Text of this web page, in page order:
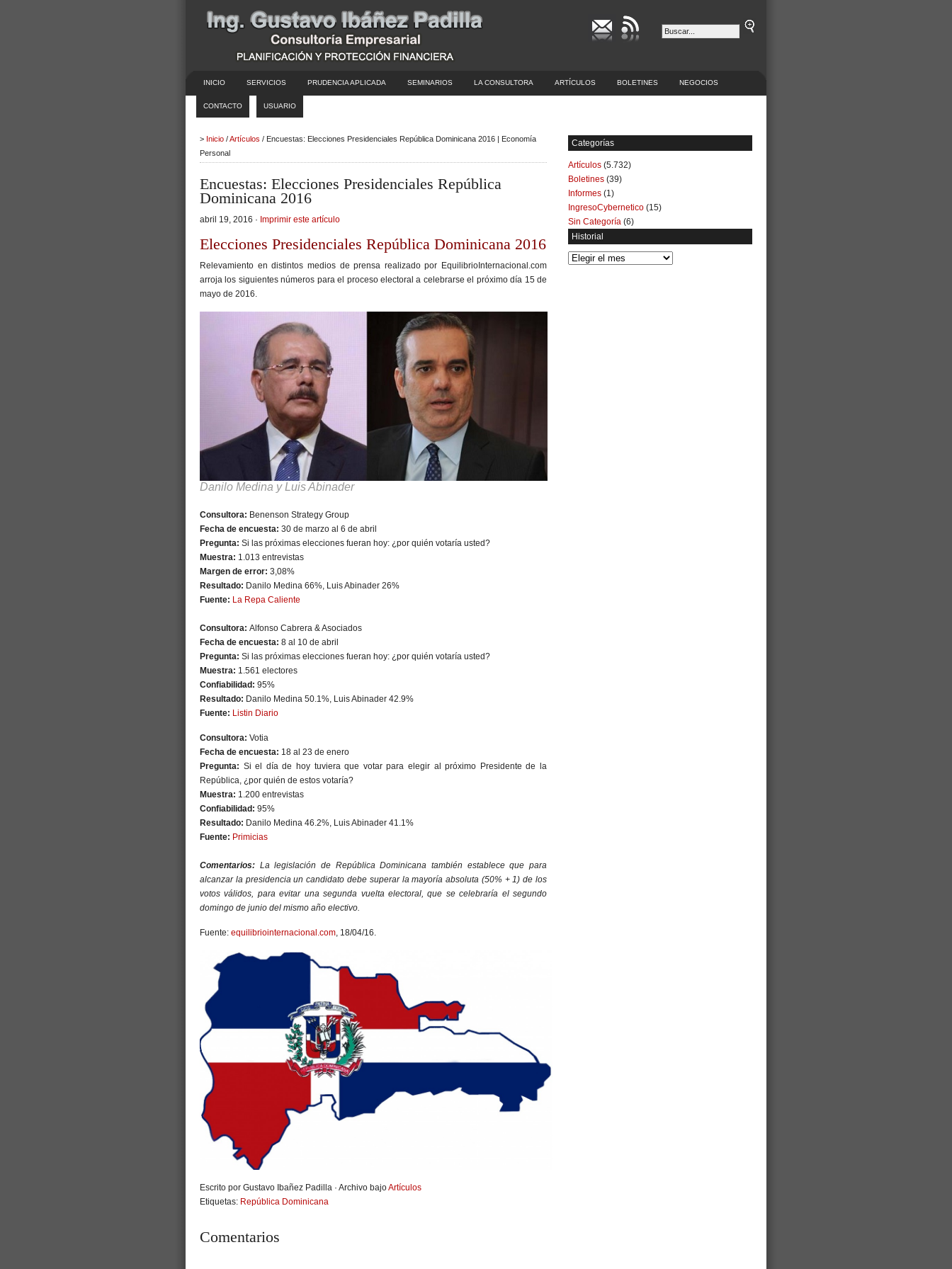
INICIO SERVICIOS PRUDENCIA APLICADA SEMINARIOS LA CONSULTORA ARTÍCULOS BOLETINES NEGOCIOS
CONTACTO USUARIO
> Inicio /Artículos / Encuestas: Elecciones Presidenciales República Dominicana 2016 | Economía
Personal
Encuestas: Elecciones Presidenciales República
Dominicana 2016
abril 19, 2016 · Imprimir este artículo
Elecciones Presidenciales República Dominicana 2016
Relevamiento en distintos medios de prensa realizado por EquilibrioInternacional.com
arroja los siguientes números para el proceso electoral a celebrarse el próximo día 15 de
mayo de 2016.
Danilo Medina y Luis Abinader
Consultora: Benenson Strategy Group
Fecha de encuesta: 30 de marzo al 6 de abril
Pregunta: Si las próximas elecciones fueran hoy: ¿por quién votaría usted?
Muestra: 1.013 entrevistas
Margen de error: 3,08%
Resultado: Danilo Medina 66%, Luis Abinader 26%
Fuente: La Repa Caliente
Consultora: Alfonso Cabrera & Asociados
Fecha de encuesta: 8 al 10 de abril
Pregunta: Si las próximas elecciones fueran hoy: ¿por quién votaría usted?
Muestra: 1.561 electores
Confiabilidad: 95%
Resultado: Danilo Medina 50.1%, Luis Abinader 42.9%
Fuente: Listin Diario
Consultora: Votia
Fecha de encuesta: 18 al 23 de enero
Pregunta: Si el día de hoy tuviera que votar para elegir al próximo Presidente de la
República, ¿por quién de estos votaría?
Muestra: 1.200 entrevistas
Confiabilidad: 95%
Resultado: Danilo Medina 46.2%, Luis Abinader 41.1%
Fuente: Primicias
Comentarios: La legislación de República Dominicana también establece que para
alcanzar la presidencia un candidato debe superar la mayoría absoluta (50% + 1) de los
votos válidos, para evitar una segunda vuelta electoral, que se celebraría el segundo
domingo de junio del mismo año electivo.
Fuente: equilibriointernacional.com, 18/04/16.
Escrito por Gustavo Ibañez Padilla · Archivo bajoArtículos
Etiquetas: República Dominicana
Comentarios
Categorías
Artículos (5.732)
Boletines (39)
Informes (1)
IngresoCybernetico (15)
Sin Categoría (6)
Historial
Historial